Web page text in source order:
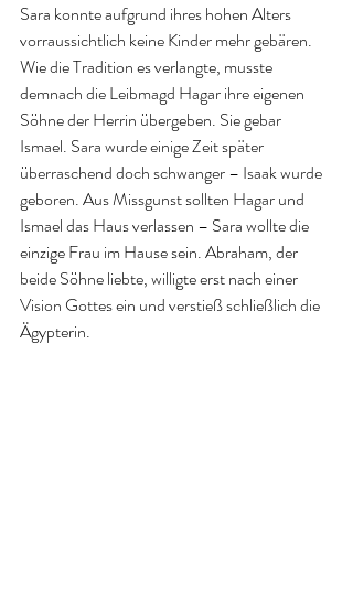
Sara konnte aufgrund ihres hohen Alters
vorraussichtlich keine Kinder mehr gebären.
Wie die Tradition es verlangte, musste
demnach die Leibmagd Hagar ihre eigenen
Söhne der Herrin übergeben. Sie gebar
Ismael. Sara wurde einige Zeit später
überraschend doch schwanger – Isaak wurde
geboren. Aus Missgunst sollten Hagar und
Ismael das Haus verlassen – Sara wollte die
einzige Frau im Hause sein. Abraham, der
beide Söhne liebte, willigte erst nach einer
Vision Gottes ein und verstieß schließlich die
Ägypterin.